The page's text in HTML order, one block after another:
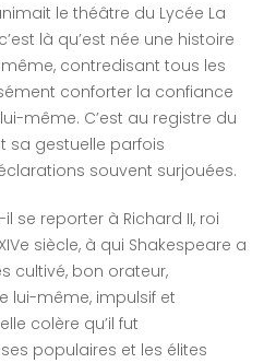
le théâtre du Lycée La
là qu’est née une histoire
contredisant tous les
conforter la confiance
même. C’est au registre du
sa gestuelle parfois
souvent surjouées.
se reporter à Richard II, roi
siècle, à qui Shakespeare a
cultivé, bon orateur,
lui-même, impulsif et
colère qu’il fut
populaires et les élites